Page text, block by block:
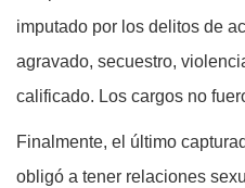
imputado por los delitos de
agravado, secuestro,
calificado. Los cargos no
Finalmente, el último
obligó a tener relaciones